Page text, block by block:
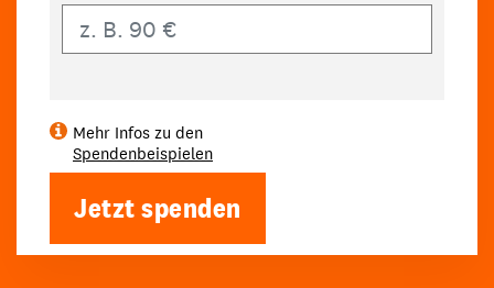
Mehr Infos zu den
Spendenbeispielen
Jetzt spenden